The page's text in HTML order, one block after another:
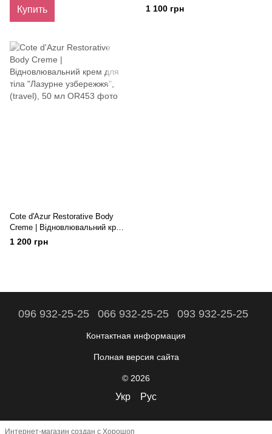
Купить
для душа "Лазурный берег"
(travel) 50 мл
1 100 грн
Cote d'Azur Restorative Body
Crеme | Відновлювальний крем
для тіла "Лазурне узбережжя",
(travel), 50 мл
1 200 грн
096 932-25-25 066 932-25-25 093 932-25-25
Контактная информация
Полная версия сайта
© 2026
Укр Рус
Интернет-магазин создан с Хорошоп